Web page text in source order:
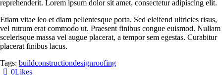
reprehenderit. Lorem ipsum dolor sit amet, consectetur adipiscing elit.
Etiam vitae leo et diam pellentesque porta. Sed eleifend ultricies risus,
vel rutrum erat commodo ut. Praesent finibus congue euismod. Nullam
scelerisque massa vel augue placerat, a tempor sem egestas. Curabitur
placerat finibus lacus.
Tags: buildconstructiondesignroofing
0Likes